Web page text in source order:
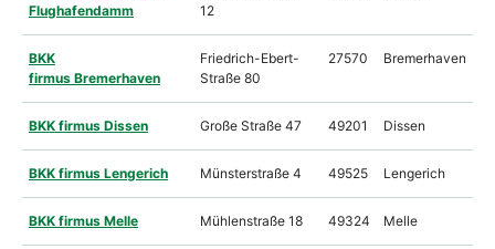
Flughafendamm
12
BKK
firmus Bremerhaven
Friedrich-Ebert-
Straße 80
27570 Bremerhaven
BKK firmus Dissen Große Straße 47 49201 Dissen
BKK firmus Lengerich Münsterstraße 4 49525 Lengerich
BKK firmus Melle Mühlenstraße 18 49324 Melle